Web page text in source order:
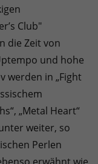
Club"
die Zeit von
und hohe
werden in „Fight
„Metal Heart“
weiter, so
Perlen